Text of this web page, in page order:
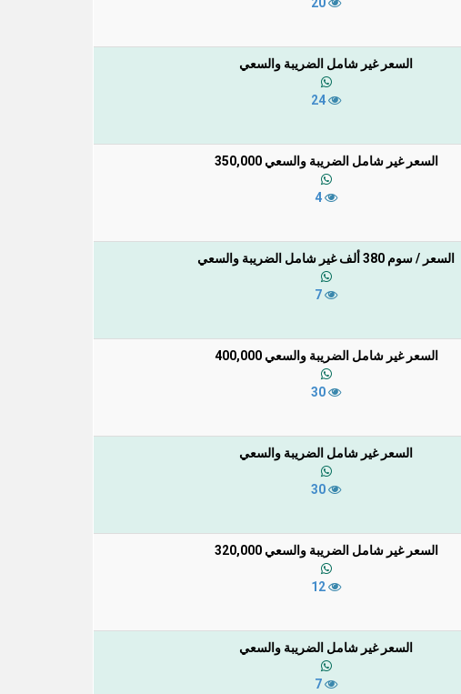
السعر غير شامل الضريبة والسعي
السعر غير شامل الضريبة والسعي 350,000
السعر / سوم 380 ألف غير شامل الضريبة والسعي
السعر غير شامل الضريبة والسعي 400,000
السعر غير شامل الضريبة والسعي
السعر غير شامل الضريبة والسعي 320,000
السعر غير شامل الضريبة والسعي